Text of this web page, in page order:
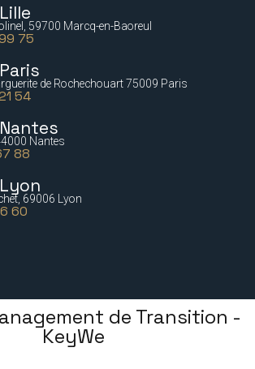
59700 Marcq-en-Baoreul
75
de Rochechouart 75009 Paris
54
Nantes
88
69006 Lyon
60
de Transition -
KeyWe